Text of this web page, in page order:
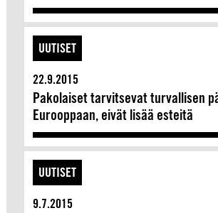
UUTISET
22.9.2015
Pakolaiset tarvitsevat turvallisen
Eurooppaan, eivät lisää esteitä
UUTISET
9.7.2015